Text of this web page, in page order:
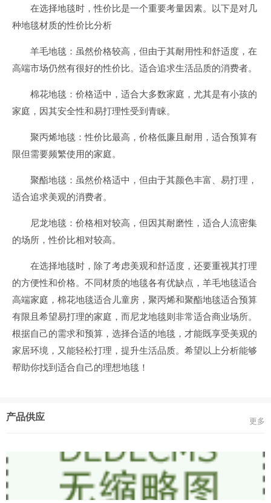
在选择地毯时，性价比是一个重要考量因素。以下是对几
种地毯材质的性价比分析
羊毛地毯：虽然价格较高，但由于其耐用性和舒适度，在
高端市场仍然有很好的性价比。适合追求生活品质的消费者。
棉花地毯：价格适中，适合大多数家庭，尤其是有小孩的
家庭，因其安全性和易打理性受到青睐。
聚丙烯地毯：性价比最高，价格低廉且耐用，适合预算有
限但需要频繁使用的家庭。
聚酯地毯：虽然价格适中，但由于其颜色丰富、易打理，
适合追求美观的消费者。
尼龙地毯：价格相对较高，但因其耐磨性，适合人流密集
的场所，性价比相对较高。
在选择地毯时，除了考虑美观和舒适度，还要重视其打理
的方便性和价格。不同材质的地毯各有优缺点，羊毛地毯适合
高端家庭，棉花地毯适合儿童房，聚丙烯和聚酯地毯适合预算
有限且希望易打理的家庭，而尼龙地毯则非常适合商业场所。
根据自己的需求和预算，选择合适的地毯，才能既享受美观的
家居环境，又能轻松打理，提升生活品质。希望以上分析能够
帮助你找到适合自己的理想地毯！
产品供应 更多